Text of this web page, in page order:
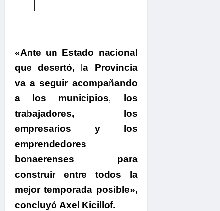
«Ante un Estado nacional
que desertó, la Provincia
va a seguir acompañando
a los municipios, los
trabajadores, los
empresarios y los
emprendedores
bonaerenses para
construir entre todos la
mejor temporada posible»,
concluyó Axel Kicillof.